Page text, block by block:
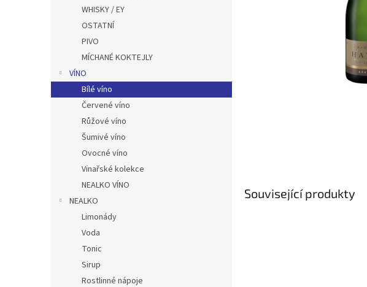
WHISKY / EY
OSTATNÍ
PIVO
MÍCHANÉ KOKTEJLY
VÍNO
Bílé víno
Červené víno
Růžové víno
Šumivé víno
Ovocné víno
Vinařské kolekce
NEALKO VÍNO
NEALKO
Limonády
Voda
Tonic
Sirup
Rostlinné nápoje
Související produkty